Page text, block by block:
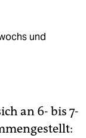
und
an 6- bis 7-